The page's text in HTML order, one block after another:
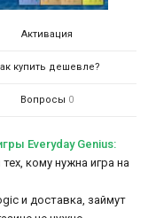
Активация
купить дешевле?
Вопросы 0
Everyday Genius:
кому нужна игра на
и доставка, займут